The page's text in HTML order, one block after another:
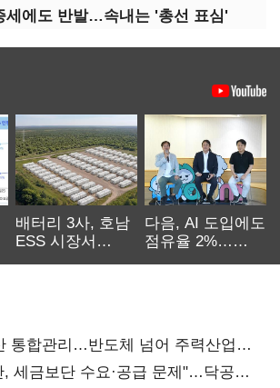
세에도 반발…속내는 '총선 표심'
배터리 3사, 호남
ESS 시장서
다음, AI 도입에도
점유율 2%…
통합관리…반도체 넘어 주력산업
, 세금보단 수요·공급 문제"…닥공